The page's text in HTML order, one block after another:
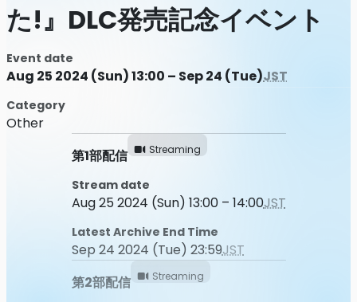
た!』DLC発売記念イベント
Event date
Aug 25 2024 (Sun) 13:00 – Sep 24 (Tue)JST
Category
Other
第1部配信
Streaming
Stream date
Aug 25 2024 (Sun) 13:00 – 14:00JST
Latest Archive End Time
Sep 24 2024 (Tue) 23:59JST
第2部配信
Streaming